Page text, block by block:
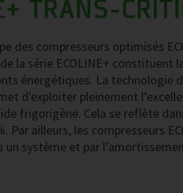
TRANS-
des compresseurs optimisés
la série ECOLINE+
énergétiques. La technologie
d'exploiter pleinement
frigorigène. Cela se reflète
Par ailleurs, les compresseurs
un système et par